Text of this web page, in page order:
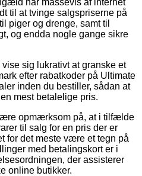
til at tvinge salgspriserne på
piger og drenge, samt til
og endda nogle gange sikre
sig lukrativt at granske et
efter rabatkoder på Ultimate
inden du bestiller, sådan at
mest betalelige pris.
opmærksom på, at i tilfælde
til salg for en pris der er
for det meste være et tegn på
med betalingskort er i
der assisterer
online butikker.